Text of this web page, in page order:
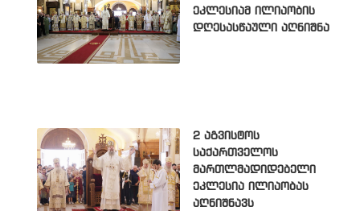
ეკლესიამ ილიაობის
დღესასწაული აღნიშნა
2 აგვისტოს
საქართველოს
მართლმადიდებელი
ეკლესია ილიაობას
აღნიშნავს